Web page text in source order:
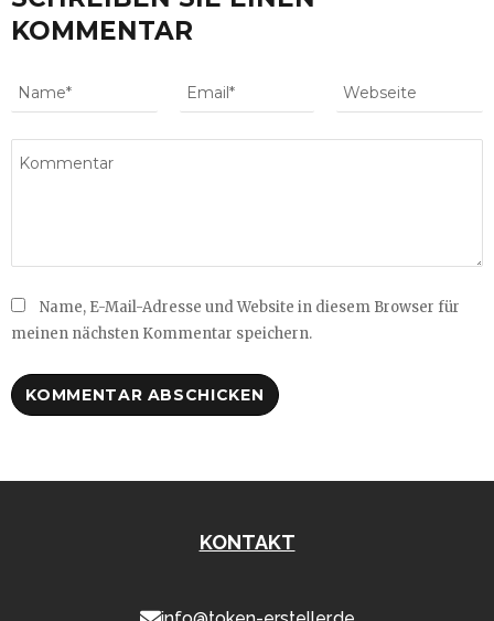
KOMMENTAR
Name, E-Mail-Adresse und Website in diesem Browser für
meinen nächsten Kommentar speichern.
KONTAKT